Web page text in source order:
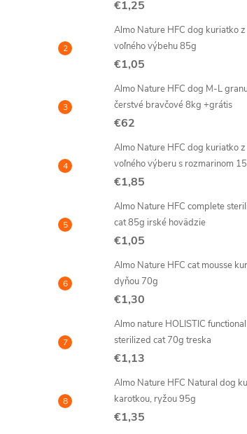
€1,25
Almo Nature HFC dog kuriatko z
voľného výbehu 85g
€1,05
Almo Nature HFC dog M-L
čerstvé bravčové 8kg +grátis
€62
Almo Nature HFC dog kuriatko z
voľného výberu s rozmarinom
€1,85
Almo Nature HFC complete
cat 85g irské hovädzie
€1,05
Almo Nature HFC cat mousse
dyňou 70g
€1,30
Almo nature HOLISTIC functional
sterilized cat 70g treska
€1,13
Almo Nature HFC Natural dog
karotkou, ryžou 95g
€1,35
Novinka